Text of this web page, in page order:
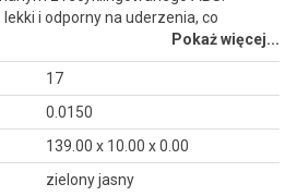
i odporny na uderzenia, co
Pokaż więcej...
17
0.0150
139.00 x 10.00 x 0.00
zielony jasny